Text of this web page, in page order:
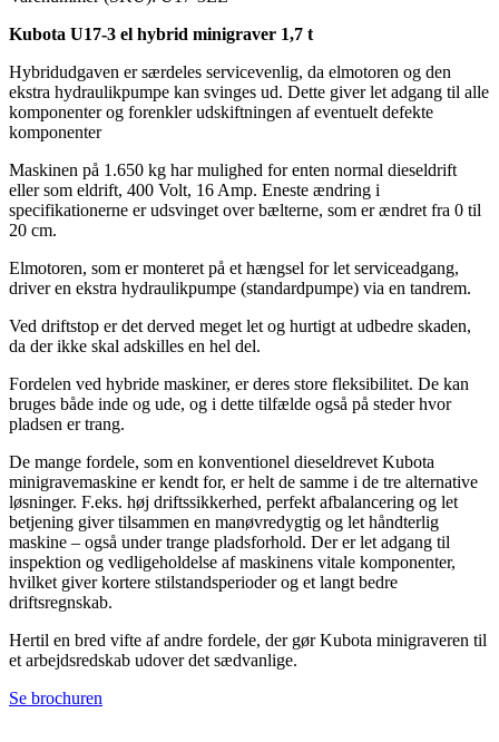
Kubota U17-3 el hybrid minigraver 1,7 t
Hybridudgaven er særdeles servicevenlig, da elmotoren og den
ekstra hydraulikpumpe kan svinges ud. Dette giver let adgang til alle
komponenter og forenkler udskiftningen af eventuelt defekte
komponenter
Maskinen på 1.650 kg har mulighed for enten normal dieseldrift
eller som eldrift, 400 Volt, 16 Amp. Eneste ændring i
specifikationerne er udsvinget over bælterne, som er ændret fra 0 til
20 cm.
Elmotoren, som er monteret på et hængsel for let serviceadgang,
driver en ekstra hydraulikpumpe (standardpumpe) via en tandrem.
Ved driftstop er det derved meget let og hurtigt at udbedre skaden,
da der ikke skal adskilles en hel del.
Fordelen ved hybride maskiner, er deres store fleksibilitet. De kan
bruges både inde og ude, og i dette tilfælde også på steder hvor
pladsen er trang.
De mange fordele, som en konventionel dieseldrevet Kubota
minigravemaskine er kendt for, er helt de samme i de tre alternative
løsninger. F.eks. høj driftssikkerhed, perfekt afbalancering og let
betjening giver tilsammen en manøvredygtig og let håndterlig
maskine – også under trange pladsforhold. Der er let adgang til
inspektion og vedligeholdelse af maskinens vitale komponenter,
hvilket giver kortere stilstandsperioder og et langt bedre
driftsregnskab.
Hertil en bred vifte af andre fordele, der gør Kubota minigraveren til
et arbejdsredskab udover det sædvanlige.
Se brochuren